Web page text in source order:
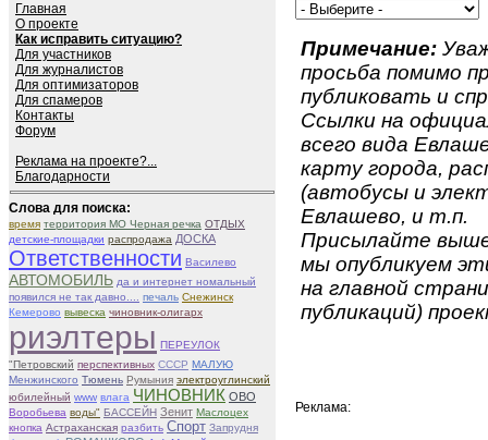
Главная
О проекте
Как исправить ситуацию?
Для участников
Для журналистов
Для оптимизаторов
Для спамеров
Контакты
Форум
Реклама на проекте?...
Благодарности
Слова для поиска:
время территория МО Черная речка ОТДЫХ
детские-площадки распродажа ДОСКА
Ответственности Василево
АВТОМОБИЛЬ да и интернет номальный
появился не так давно....
печаль Снежинск
Кемерово вывеска чиновник-олигарх
риэлтеры ПЕРЕУЛОК
"Петровский перспективных СССР МАЛУЮ
Менжинского Тюмень Румыния электроуглинский
юбилейный www влага ЧИНОВНИК ОВО
Воробьева воды" БАССЕЙН Зенит Маслоцех
кнопка Астраханская разбить Спорт Запрудня
Примечание:
просьба помимо
публиковать и
Ссылки на
всего вида
карту города,
(автобусы и
Евлашево, и т.п.
Присылайте
мы опубликуем
на главной
публикаций)
Реклама: